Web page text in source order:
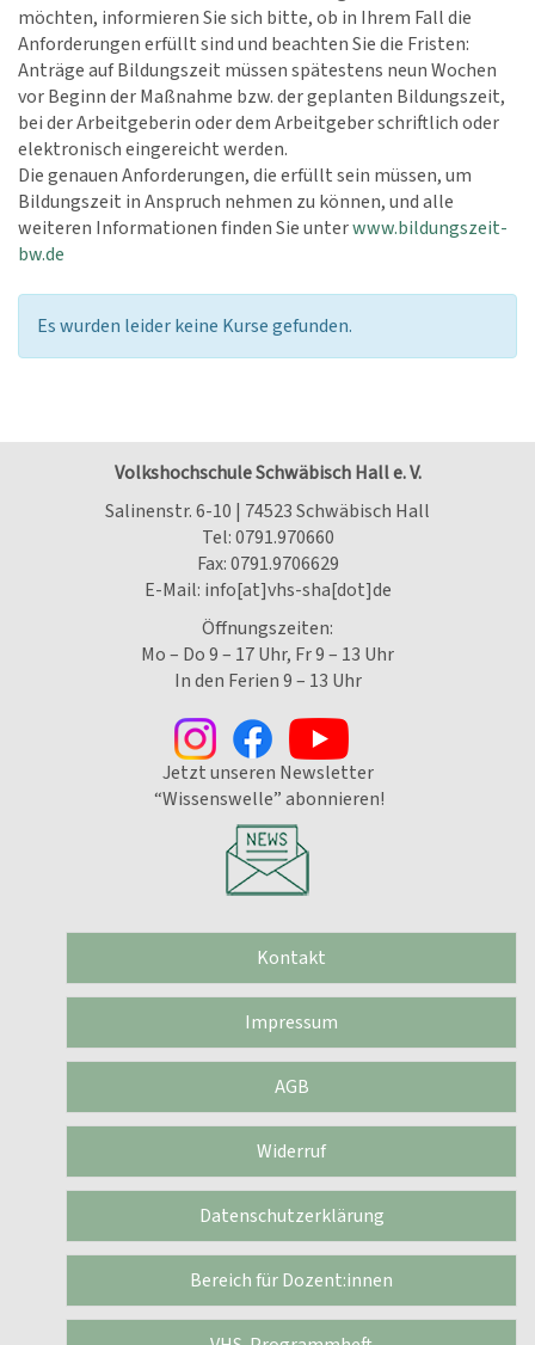
möchten, informieren Sie sich bitte, ob in Ihrem Fall die
Anforderungen erfüllt sind und beachten Sie die Fristen:
Anträge auf Bildungszeit müssen spätestens neun Wochen
vor Beginn der Maßnahme bzw. der geplanten Bildungszeit,
bei der Arbeitgeberin oder dem Arbeitgeber schriftlich oder
elektronisch eingereicht werden.
Die genauen Anforderungen, die erfüllt sein müssen, um
Bildungszeit in Anspruch nehmen zu können, und alle
weiteren Informationen finden Sie unterwww.bildungszeit-
bw.de
Es wurden leider keine Kurse gefunden.
Volkshochschule Schwäbisch Hall e. V.
Salinenstr. 6-10 | 74523 Schwäbisch Hall
Tel:0791.970660
Fax: 0791.9706629
E-Mail: info[at]vhs-sha[dot]de
Öffnungszeiten:
Mo – Do 9 – 17 Uhr, Fr 9 – 13 Uhr
In den Ferien 9 – 13 Uhr
Jetzt unseren Newsletter
“Wissenswelle” abonnieren!
Kontakt
Impressum
AGB
Widerruf
Datenschutzerklärung
Bereich für Dozent:innen